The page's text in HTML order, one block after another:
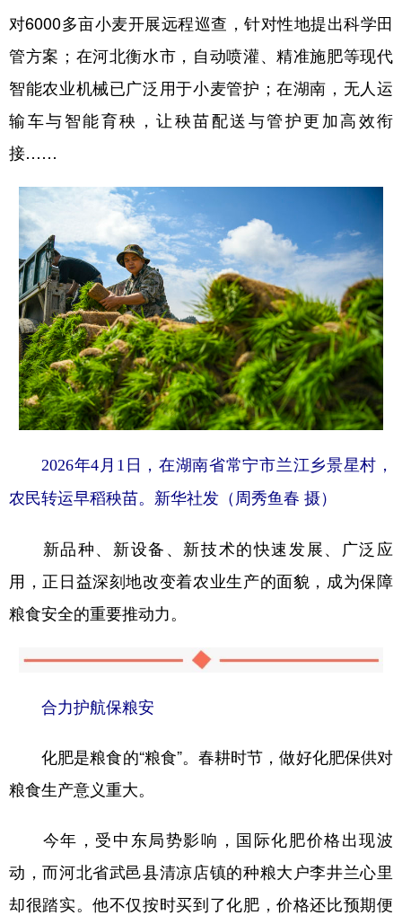
对6000多亩小麦开展远程巡查，针对性地提出科学田
管方案；在河北衡水市，自动喷灌、精准施肥等现代
智能农业机械已广泛用于小麦管护；在湖南，无人运
输车与智能育秧，让秧苗配送与管护更加高效衔
接……
2026年4月1日，在湖南省常宁市兰江乡景星村，
农民转运早稻秧苗。新华社发（周秀鱼春 摄）
新品种、新设备、新技术的快速发展、广泛应
用，正日益深刻地改变着农业生产的面貌，成为保障
粮食安全的重要推动力。
合力护航保粮安
化肥是粮食的“粮食”。春耕时节，做好化肥保供对
粮食生产意义重大。
今年，受中东局势影响，国际化肥价格出现波
动，而河北省武邑县清凉店镇的种粮大户李井兰心里
却很踏实。他不仅按时买到了化肥，价格还比预期便